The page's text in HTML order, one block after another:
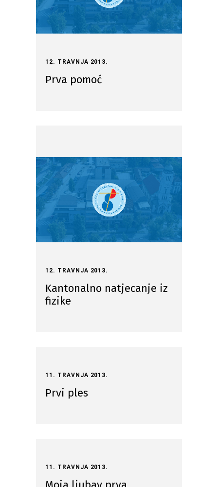
12. TRAVNJA 2013.
Prva pomoć
12. TRAVNJA 2013.
Kantonalno natjecanje iz
fizike
11. TRAVNJA 2013.
Prvi ples
11. TRAVNJA 2013.